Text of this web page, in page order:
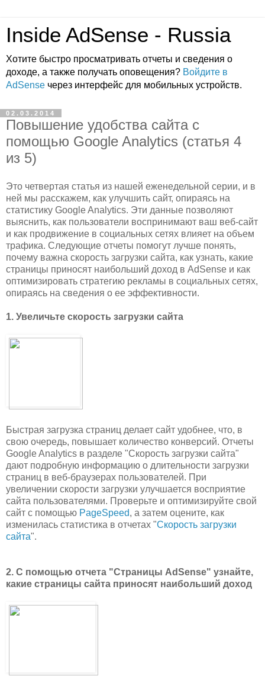
Inside AdSense - Russia
Хотите быстро просматривать отчеты и сведения о
доходе, а также получать оповещения? Войдите в
AdSense через интерфейс для мобильных устройств.
02.03.2014
Повышение удобства сайта с
помощью Google Analytics (статья 4
из 5)
Это четвертая статья из нашей еженедельной серии, и в
ней мы расскажем, как улучшить сайт, опираясь на
статистику Google Analytics. Эти данные позволяют
выяснить, как пользователи воспринимают ваш веб-сайт
и как продвижение в социальных сетях влияет на объем
трафика. Следующие отчеты помогут лучше понять,
почему важна скорость загрузки сайта, как узнать, какие
страницы приносят наибольший доход в AdSense и как
оптимизировать стратегию рекламы в социальных сетях,
опираясь на сведения о ее эффективности.
1. Увеличьте скорость загрузки сайта
Быстрая загрузка страниц делает сайт удобнее, что, в
свою очередь, повышает количество конверсий. Отчеты
Google Analytics в разделе "Скорость загрузки сайта"
дают подробную информацию о длительности загрузки
страниц в веб-браузерах пользователей. При
увеличении скорости загрузки улучшается восприятие
сайта пользователями. Проверьте и оптимизируйте свой
сайт с помощью PageSpeed, а затем оцените, как
изменилась статистика в отчетах "Скорость загрузки
сайта".
2. С помощью отчета "Страницы AdSense" узнайте,
какие страницы сайта приносят наибольший доход